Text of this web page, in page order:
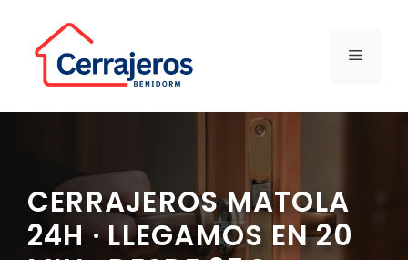
contenido
MENÚ
CERRAJEROS MATOLA
24H · LLEGAMOS EN 20